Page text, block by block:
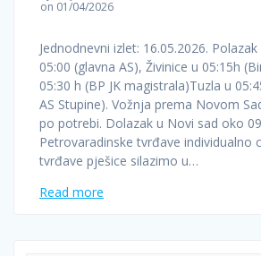
on 01/04/2026
Jednodnevni izlet: 16.05.2026.
05:00 (glavna AS), Živinice u 05:15h
05:30 h (BP JK magistrala)Tuzla u
AS Stupine). Vožnja prema Novom
po potrebi. Dolazak u Novi sad oko
Petrovaradinske tvrđave individualno
tvrđave pješice silazimo u…
Read more